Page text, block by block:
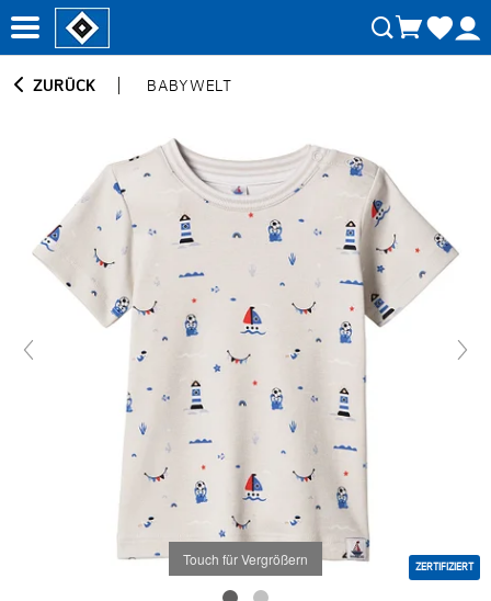
ZURÜCK BABYWELT
Touch für Vergrößern ZERTIFIZIERT